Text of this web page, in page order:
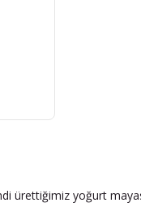
ürettiğimiz yoğurt